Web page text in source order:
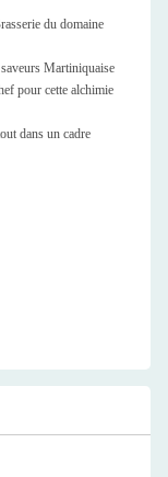
du domaine
Martiniquaise
pour cette alchimie
dans un cadre